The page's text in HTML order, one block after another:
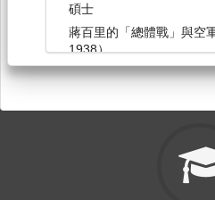
114-2
社會：世界議題─全球[3161]
碩士
蔣百里的「總體戰」與空
1938）